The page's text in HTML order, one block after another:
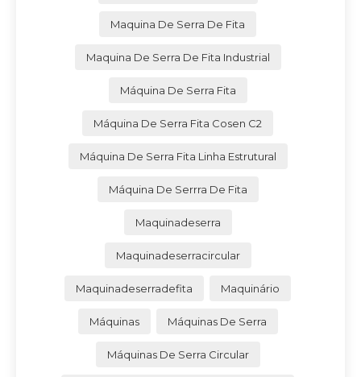
Maquina De Serra De Fita
Maquina De Serra De Fita Industrial
Máquina De Serra Fita
Máquina De Serra Fita Cosen C2
Máquina De Serra Fita Linha Estrutural
Máquina De Serrra De Fita
Maquinadeserra
Maquinadeserracircular
Maquinadeserradefita Maquinário
Máquinas Máquinas De Serra
Máquinas De Serra Circular